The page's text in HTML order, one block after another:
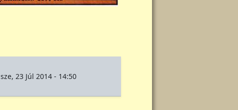
sze, 23 Júl 2014 - 14:50